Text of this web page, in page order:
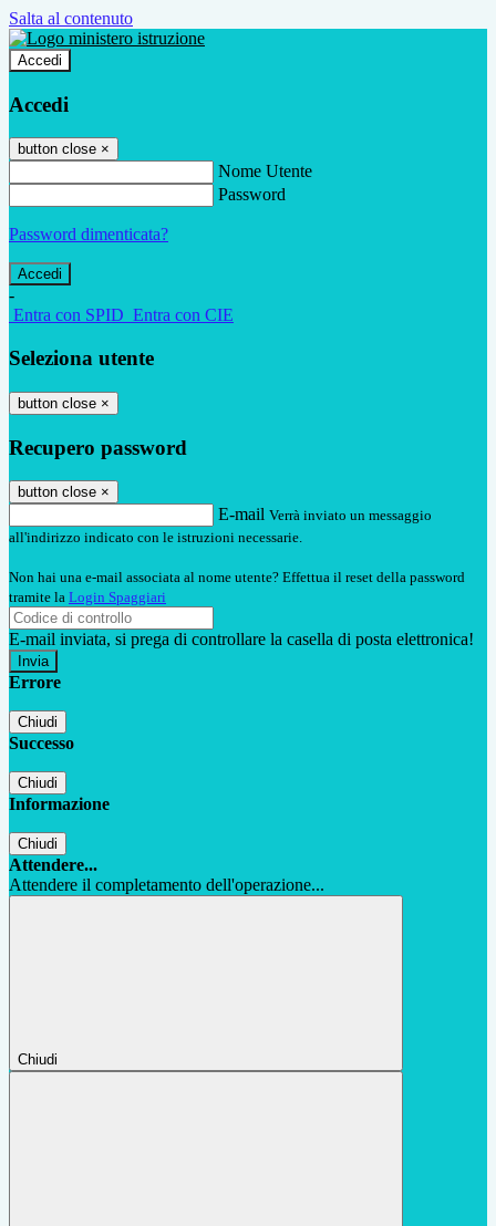
Salta al contenuto
Accedi
Accedi
button close ×
Nome Utente
Password
Password dimenticata?
-
Entra con SPID Entra con CIE
Seleziona utente
button close ×
Recupero password
button close ×
E-mail Verrà inviato un messaggio
all'indirizzo indicato con le istruzioni necessarie.
Non hai una e-mail associata al nome utente? Effettua il reset della password
tramite la Login Spaggiari
E-mail inviata, si prega di controllare la casella di posta elettronica!
Errore
Chiudi
Successo
Chiudi
Informazione
Chiudi
Attendere...
Attendere il completamento dell'operazione...
Chiudi